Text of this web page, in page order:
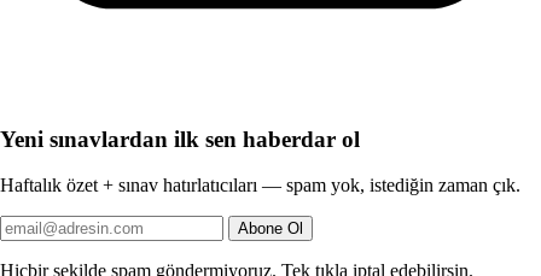
Yeni sınavlardan ilk sen haberdar ol
Haftalık özet + sınav hatırlatıcıları — spam yok, istediğin zaman çık.
Abone Ol
Hiçbir şekilde spam göndermiyoruz. Tek tıkla iptal edebilirsin.